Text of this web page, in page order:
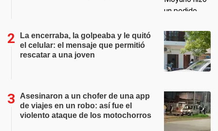
La encerraba, la golpeaba y le quitó
el celular: el mensaje que permitió
rescatar a una joven
Asesinaron a un chofer de una app
de viajes en un robo: así fue el
violento ataque de los motochorros